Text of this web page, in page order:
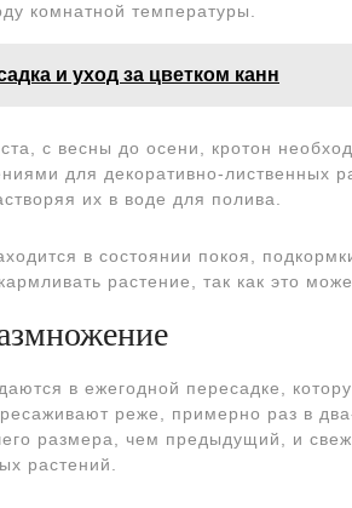
комнатной температуры.
и уход за цветком канн
с весны до осени, кротон
для декоративно-лиственных
их в воде для полива.
в состоянии покоя,
растение, так как это
в ежегодной пересадке,
реже, примерно раз в
размера, чем предыдущий, и
растений.